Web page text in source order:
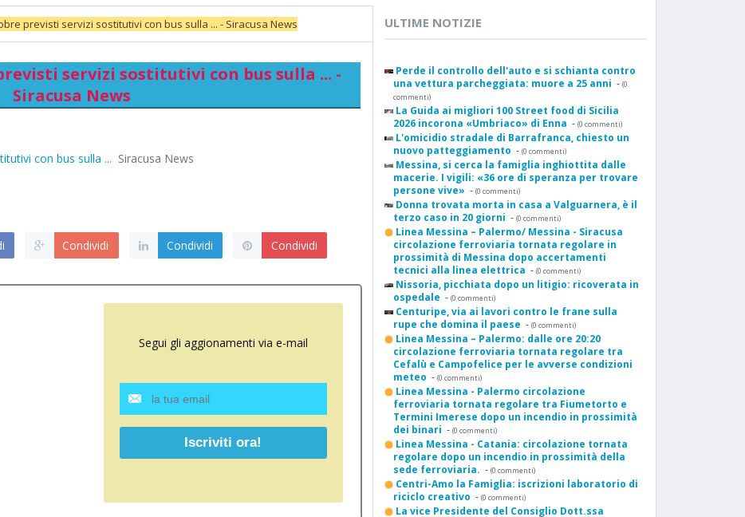
previsti servizi sostitutivi con bus sulla ... - Siracusa News
servizi sostitutivi con bus sulla ... -
Siracusa News
con bus sulla ... Siracusa News
Condividi Condividi Condividi
Segui gli aggionamenti via e-mail
ULTIME NOTIZIE
Perde il controllo dell'auto e si schianta contro
una vettura parcheggiata: muore a 25 anni - (0
commenti)
La Guida ai migliori 100 Street food di Sicilia
2026 incorona «Umbriaco» di Enna - (0 commenti)
L'omicidio stradale di Barrafranca, chiesto un
nuovo patteggiamento - (0 commenti)
Messina, si cerca la famiglia inghiottita dalle
macerie. I vigili: «36 ore di speranza per trovare
persone vive» - (0 commenti)
Donna trovata morta in casa a Valguarnera, è il
terzo caso in 20 giorni - (0 commenti)
Linea Messina – Palermo/ Messina - Siracusa
circolazione ferroviaria tornata regolare in
prossimità di Messina dopo accertamenti
tecnici alla linea elettrica - (0 commenti)
Nissoria, picchiata dopo un litigio: ricoverata in
ospedale - (0 commenti)
Centuripe, via ai lavori contro le frane sulla
rupe che domina il paese - (0 commenti)
Linea Messina – Palermo: dalle ore 20:20
circolazione ferroviaria tornata regolare tra
Cefalù e Campofelice per le avverse condizioni
meteo - (0 commenti)
Linea Messina - Palermo circolazione
ferroviaria tornata regolare tra Fiumetorto e
Termini Imerese dopo un incendio in prossimità
dei binari - (0 commenti)
Linea Messina - Catania: circolazione tornata
regolare dopo un incendio in prossimità della
sede ferroviaria. - (0 commenti)
Centri-Amo la Famiglia: iscrizioni laboratorio di
riciclo creativo - (0 commenti)
La vice Presidente del Consiglio Dott.ssa